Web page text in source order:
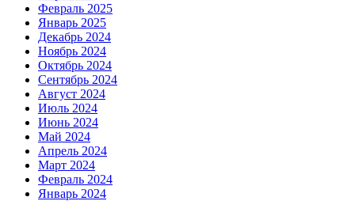
Февраль 2025
Январь 2025
Декабрь 2024
Ноябрь 2024
Октябрь 2024
Сентябрь 2024
Август 2024
Июль 2024
Июнь 2024
Май 2024
Апрель 2024
Март 2024
Февраль 2024
Январь 2024